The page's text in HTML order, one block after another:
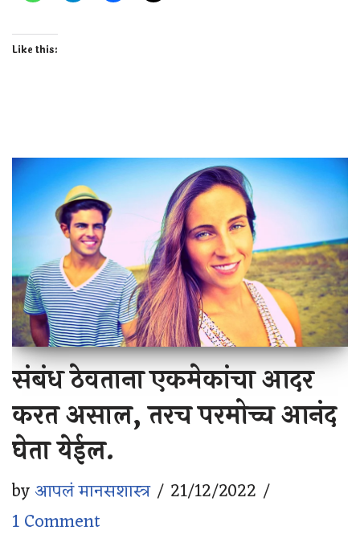
Like this:
संबंध ठेवताना एकमेकांचा आदर
करत असाल, तरच परमोच्च आनंद
घेता येईल.
byआपलं मानसशास्त्र
21/12/2022
1 Comment